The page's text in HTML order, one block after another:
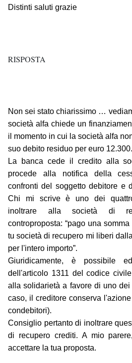
Distinti saluti grazie
RISPOSTA
Non sei stato chiarissimo …
società alfa chiede un
il momento in cui la società alfa
suo debito residuo per euro 12.300.
La banca cede il credito alla
procede alla notifica della
confronti del soggetto debitore e
Chi mi scrive è uno dei
inoltrare alla società di
controproposta: “pago una
tu società di recupero mi liberi
per l'intero importo”.
Giuridicamente, è possibile
dell'articolo 1311 del codice
alla solidarietà a favore di uno
caso, il creditore conserva
condebitori).
Consiglio pertanto di inoltrare
di recupero crediti. A mio
accettare la tua proposta.